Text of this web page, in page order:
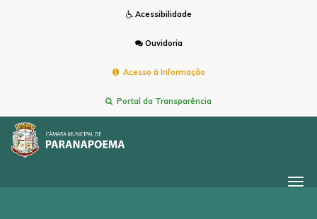
Acessibilidade
Ouvidoria
Acesso à Informação
Portal da Transparência